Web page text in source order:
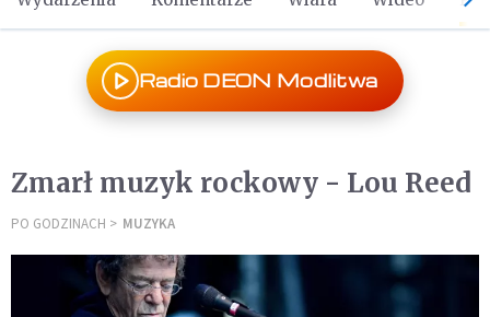
Radio DEON Modlitwa
Zmarł muzyk rockowy - Lou Reed
PO GODZINACH MUZYKA